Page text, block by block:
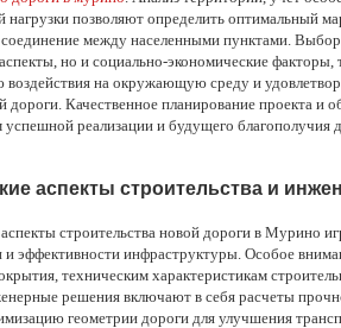
нагрузки позволяют определить оптимальный
между населенными пунктами.
но и социально-экономические факторы,
на окружающую среду и
дороги. Качественное планирование проекта
реализации и будущего благополучия
аспекты строительства и
строительства новой дороги в Мурино
и эффективности инфраструктуры. Особое
техническим характеристикам
решения включают в себя расчеты
геометрии дороги для улучшения